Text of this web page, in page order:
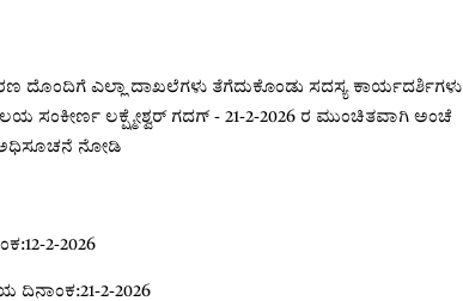
ದೊಂದಿಗೆ ಎಲ್ಲಾ ದಾಖಲೆಗಳು ತೆಗೆದುಕೊಂಡು ಸದಸ್ಯ ಕಾರ್ಯದರ್ಶಿಗಳು
ಸಂಕೀರ್ಣ ಲಕ್ಷ್ಮೇಶ್ವರ್ ಗದಗ್ - 21-2-2026 ರ ಮುಂಚಿತವಾಗಿ ಅಂಚೆ
ಅಧಿಸೂಚನೆ ನೋಡಿ
2-2026
ದಿನಾಂಕ:21-2-2026